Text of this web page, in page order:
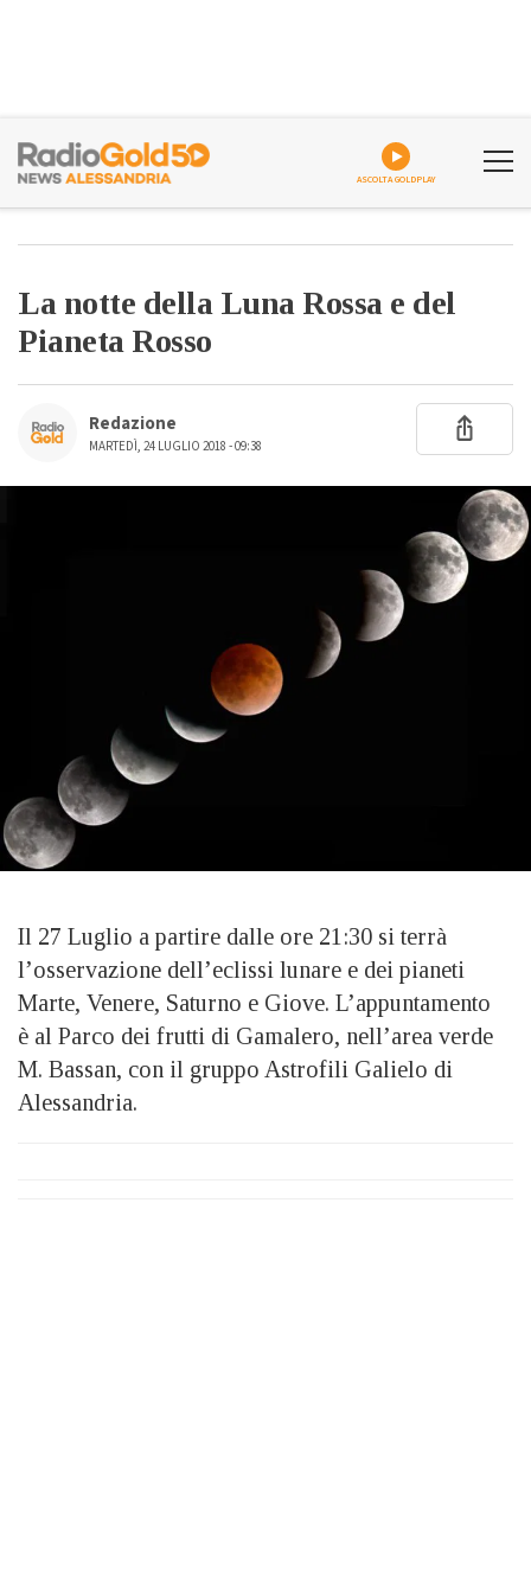
ASCOLTA GOLDPLAY
La notte della Luna Rossa e del
Pianeta Rosso
Redazione
MARTEDÌ, 24 LUGLIO 2018 - 09:38
Il 27 Luglio a partire dalle ore 21:30 si terrà
l’osservazione dell’eclissi lunare e dei pianeti
Marte, Venere, Saturno e Giove. L’appuntamento
è al Parco dei frutti di Gamalero, nell’area verde
M. Bassan, con il gruppo Astrofili Galielo di
Alessandria.